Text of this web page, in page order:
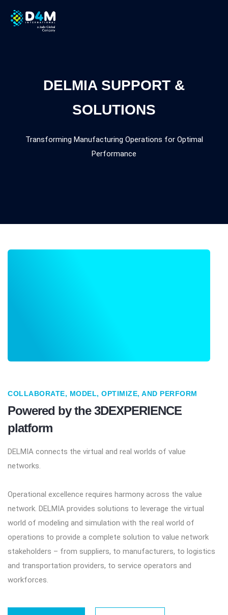
DELMIA SUPPORT &
SOLUTIONS
Transforming Manufacturing Operations for Optimal
Performance
COLLABORATE, MODEL, OPTIMIZE, AND PERFORM
Powered by the 3DEXPERIENCE
platform
DELMIA connects the virtual and real worlds of value
networks.
Operational excellence requires harmony across the value
network. DELMIA provides solutions to leverage the virtual
world of modeling and simulation with the real world of
operations to provide a complete solution to value network
stakeholders – from suppliers, to manufacturers, to logistics
and transportation providers, to service operators and
workforces.